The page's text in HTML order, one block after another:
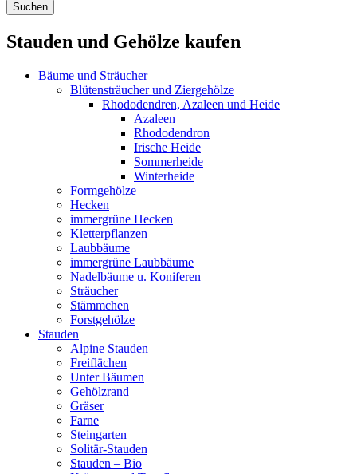
Stauden und Gehölze kaufen
Bäume und Sträucher
Blütensträucher und Ziergehölze
Rhododendren, Azaleen und Heide
Azaleen
Rhododendron
Irische Heide
Sommerheide
Winterheide
Formgehölze
Hecken
immergrüne Hecken
Kletterpflanzen
Laubbäume
immergrüne Laubbäume
Nadelbäume u. Koniferen
Sträucher
Stämmchen
Forstgehölze
Stauden
Alpine Stauden
Freiflächen
Unter Bäumen
Gehölzrand
Gräser
Farne
Steingarten
Solitär-Stauden
Stauden – Bio